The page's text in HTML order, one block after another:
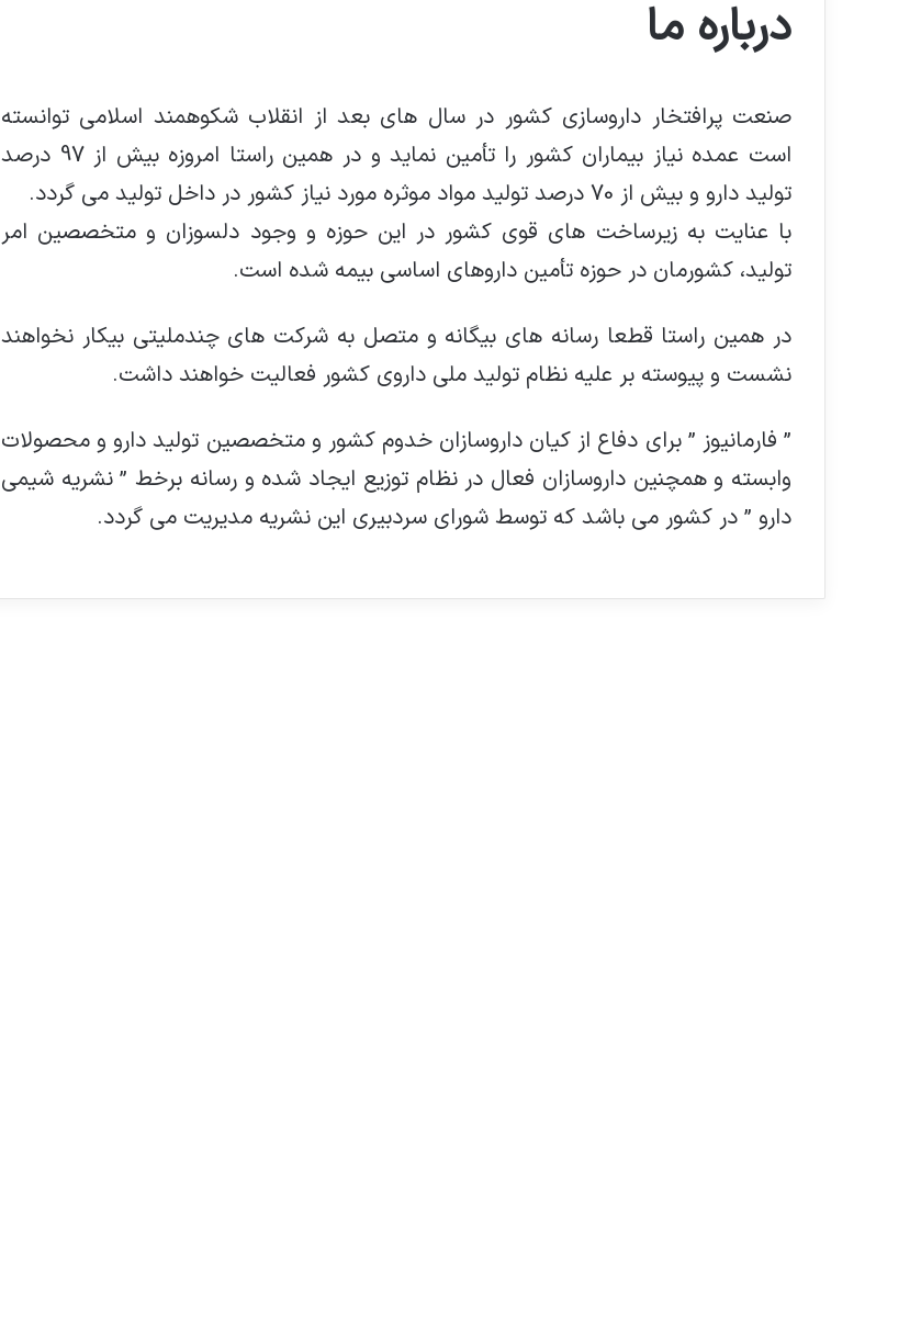
درباره ما
صنعت پرافتخار داروسازی کشور در سال های بعد از انقلاب شکوهمند اسلامی توانسته
است عمده نیاز بیماران کشور را تأمین نماید و در همین راستا امروزه بیش از 97 درصد
تولید دارو و بیش از 70 درصد تولید مواد موثره مورد نیاز کشور در داخل تولید می گردد.
با عنایت به زیرساخت های قوی کشور در این حوزه و وجود دلسوزان و متخصصین امر
تولید، کشورمان در حوزه تأمین داروهای اساسی بیمه شده است.
در همین راستا قطعا رسانه های بیگانه و متصل به شرکت های چندملیتی بیکار نخواهند
نشست و پیوسته بر علیه نظام تولید ملی داروی کشور فعالیت خواهند داشت.
” فارمانیوز ” برای دفاع از کیان داروسازان خدوم کشور و متخصصین تولید دارو و محصولات
وابسته و همچنین داروسازان فعال در نظام توزیع ایجاد شده و رسانه برخط ” نشریه شیمی
دارو ” در کشور می باشد که توسط شورای سردبیری این نشریه مدیریت می گردد.